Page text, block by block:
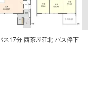
ス17分 西茶屋荘北 バス停下